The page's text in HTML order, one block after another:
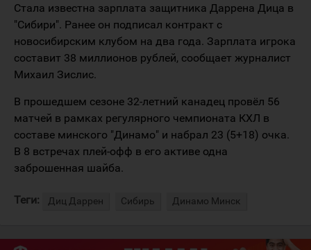
Стала известна зарплата защитника Даррена Дица в
"Сибири". Ранее он подписал контракт с
новосибирским клубом на два года. Зарплата игрока
составит 38 миллионов рублей, сообщает журналист
Михаил Зислис.
В прошедшем сезоне 32-летний канадец провёл 56
матчей в рамках регулярного чемпионата КХЛ в
составе минского "Динамо" и набрал 23 (5+18) очка.
В 8 встречах плей-офф в его активе одна
заброшенная шайба.
Теги: Диц Даррен Сибирь Динамо Минск